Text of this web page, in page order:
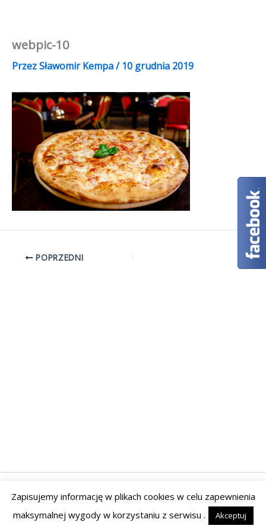
webpic-10
PrzezSławomir Kempa/10 grudnia 2019
POPRZEDNI
Prawa autorskie © 2026 | Powered by Tyrant Studio
Zapisujemy informację w plikach cookies w celu zapewnienia
maksymalnej wygody w korzystaniu z serwisu .
Akceptuj